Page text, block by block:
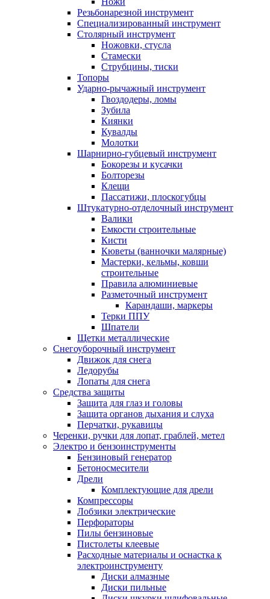
Резьбонарезной инструмент
Специализированный инструмент
Столярный инструмент
Ножовки, стусла
Стамески
Струбцины, тиски
Топоры
Ударно-рычажный инструмент
Гвоздодеры, ломы
Зубила
Киянки
Кувалды
Молотки
Шарнирно-губцевый инструмент
Бокорезы и кусачки
Болторезы
Клещи
Пассатижи, плоскогубцы
Штукатурно-отделочный инструмент
Валики
Емкости строительные
Кисти
Кюветы (ванночки малярные)
Мастерки, кельмы, ковши
строительные
Правила алюминиевые
Разметочный инструмент
Карандаши, маркеры
Терки ППУ
Шпатели
Щетки металлические
Снегоуборочный инструмент
Движок для снега
Ледорубы
Лопаты для снега
Средства защиты
Защита для глаз и головы
Защита органов дыхания и слуха
Перчатки, рукавицы
Черенки, ручки для лопат, граблей, метел
Электро и бензоинструменты
Бензиновый генератор
Бетоносмесители
Дрели
Комплектующие для дрели
Компрессоры
Лобзики электрические
Перфораторы
Пилы бензиновые
Пистолеты клеевые
Расходные материалы и оснастка к
электроинструменту
Диски алмазные
Диски пильные